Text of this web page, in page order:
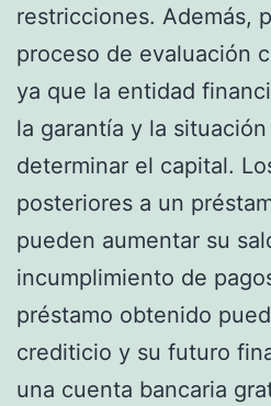
restricciones. Además,
proceso de evaluación
ya que la entidad
la garantía y la
determinar el capital.
posteriores a un
pueden aumentar su
incumplimiento de
préstamo obtenido
crediticio y su futuro
una cuenta bancaria